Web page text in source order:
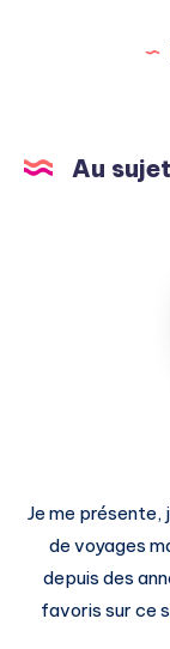
Au
Je me présente,
de voyages
depuis des
favoris sur ce